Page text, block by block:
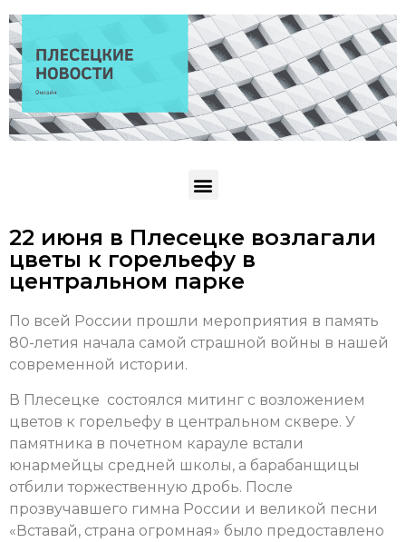
22 июня в Плесецке возлагали
цветы к горельефу в
центральном парке
По всей России прошли мероприятия в память
80-летия начала самой страшной войны в нашей
современной истории.
В Плесецке состоялся митинг с возложением
цветов к горельефу в центральном сквере. У
памятника в почетном карауле встали
юнармейцы средней школы, а барабанщицы
отбили торжественную дробь. После
прозвучавшего гимна России и великой песни
«Вставай, страна огромная» было предоставлено